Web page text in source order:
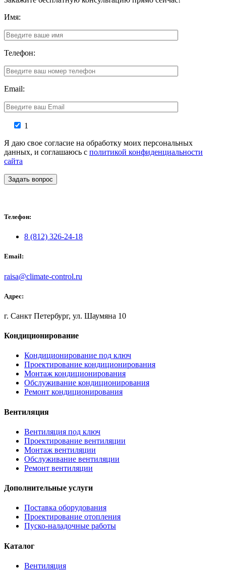
Имя:
Телефон:
Email:
1
Я даю свое согласие на обработку моих персональных
данных, и соглашаюсь с политикой конфиденциальности
сайта
Задать вопрос
Телефон:
8 (812) 326-24-18
Email:
raisa@climate-control.ru
Адрес:
г. Санкт Петербург, ул. Шаумяна 10
Кондиционирование
Кондиционирование под ключ
Проектирование кондиционирования
Монтаж кондиционирования
Обслуживание кондиционирования
Ремонт кондиционирования
Вентиляция
Вентиляция под ключ
Проектирование вентиляции
Монтаж вентиляции
Обслуживание вентиляции
Ремонт вентиляции
Дополнительные услуги
Поставка оборудования
Проектирование отопления
Пуско-наладочные работы
Каталог
Вентиляция